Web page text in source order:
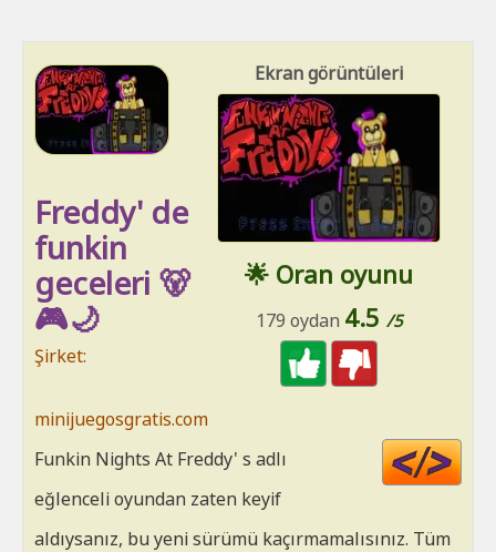
Ekran görüntüleri
🌟 Oran oyunu
179 oydan 4.5 /5
Freddy' de
funkin
geceleri 🐻
🎮🌙
Şirket:
minijuegosgratis.com
Funkin Nights At Freddy' s adlı
eğlenceli oyundan zaten keyif
aldıysanız, bu yeni sürümü kaçırmamalısınız. Tüm